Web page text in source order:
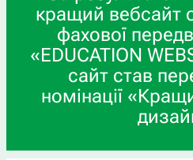
кращий вебсайт
фахової
«EDUCATION
сайт став
номінації